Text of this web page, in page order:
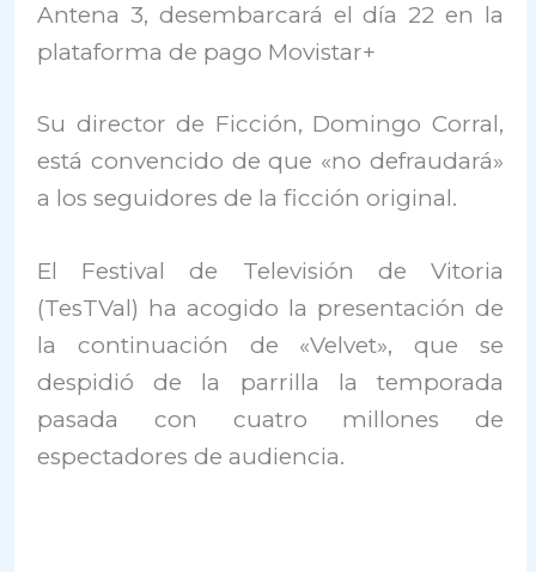
Antena 3, desembarcará el día 22 en la
plataforma de pago Movistar+
Su director de Ficción, Domingo Corral,
está convencido de que «no defraudará»
a los seguidores de la ficción original.
El Festival de Televisión de Vitoria
(TesTVal) ha acogido la presentación de
la continuación de «Velvet», que se
despidió de la parrilla la temporada
pasada con cuatro millones de
espectadores de audiencia.